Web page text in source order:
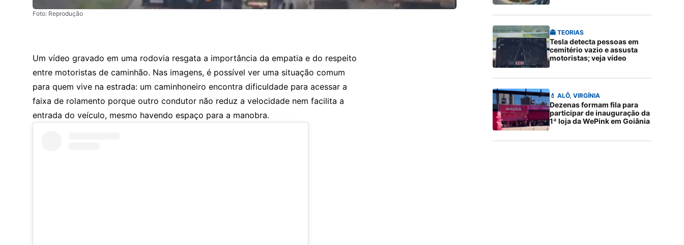
Foto: Reprodução
Um vídeo gravado em uma rodovia resgata a importância da empatia e do respeito
entre motoristas de caminhão. Nas imagens, é possível ver uma situação comum
para quem vive na estrada: um caminhoneiro encontra dificuldade para acessar a
faixa de rolamento porque outro condutor não reduz a velocidade nem facilita a
entrada do veículo, mesmo havendo espaço para a manobra.
👻 TEORIAS
Tesla detecta pessoas em
cemitério vazio e assusta
motoristas; veja vídeo
💄 ALÔ, VIRGÍNIA
Dezenas formam fila para
participar de inauguração da
1ª loja da WePink em Goiânia